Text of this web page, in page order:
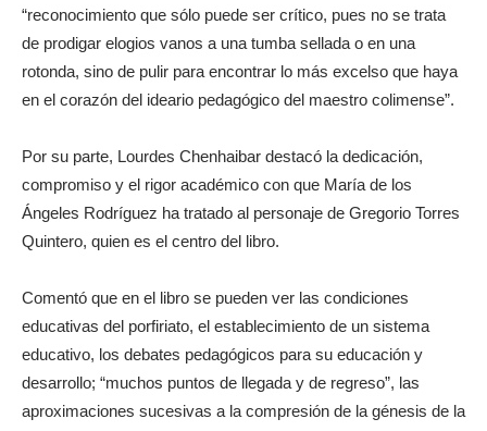
“reconocimiento que sólo puede ser crítico, pues no se trata
de prodigar elogios vanos a una tumba sellada o en una
rotonda, sino de pulir para encontrar lo más excelso que haya
en el corazón del ideario pedagógico del maestro colimense”.
Por su parte, Lourdes Chenhaibar destacó la dedicación,
compromiso y el rigor académico con que María de los
Ángeles Rodríguez ha tratado al personaje de Gregorio Torres
Quintero, quien es el centro del libro.
Comentó que en el libro se pueden ver las condiciones
educativas del porfiriato, el establecimiento de un sistema
educativo, los debates pedagógicos para su educación y
desarrollo; “muchos puntos de llegada y de regreso”, las
aproximaciones sucesivas a la compresión de la génesis de la